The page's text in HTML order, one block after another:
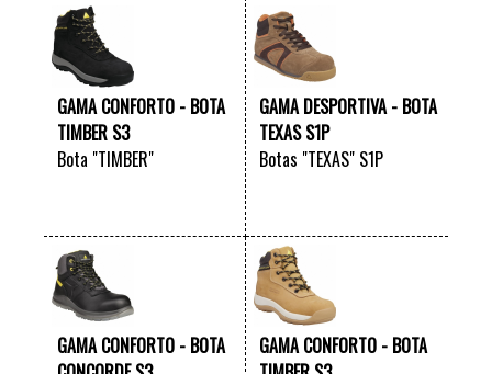
GAMA CONFORTO - BOTA
TIMBER S3
Bota "TIMBER"
GAMA DESPORTIVA - BOTA
TEXAS S1P
Botas "TEXAS" S1P
GAMA CONFORTO - BOTA
GAMA CONFORTO - BOTA